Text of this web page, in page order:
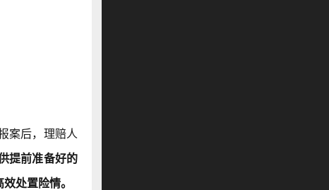
案后，理赔人
提前准备好的
处置险情。